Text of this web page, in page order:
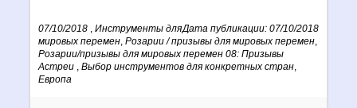
07/10/2018 Дата публикации: 07/10/2018
,Инструменты для
мировых перемен ,Розарии / призывы для мировых перемен
Розарии/призывы для мировых перемен 08: Призывы
Астреи
,Выбор инструментов для конкретных стран
Европа